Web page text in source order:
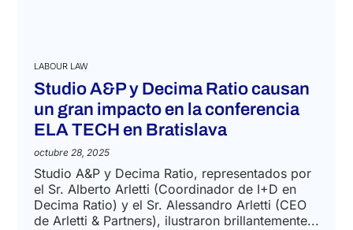
LABOUR LAW
Studio A&P y Decima Ratio causan
un gran impacto en la conferencia
ELA TECH en Bratislava
octubre 28, 2025
Studio A&P y Decima Ratio, representados por
el Sr. Alberto Arletti (Coordinador de I+D en
Decima Ratio) y el Sr. Alessandro Arletti (CEO
de Arletti & Partners), ilustraron brillantemente...